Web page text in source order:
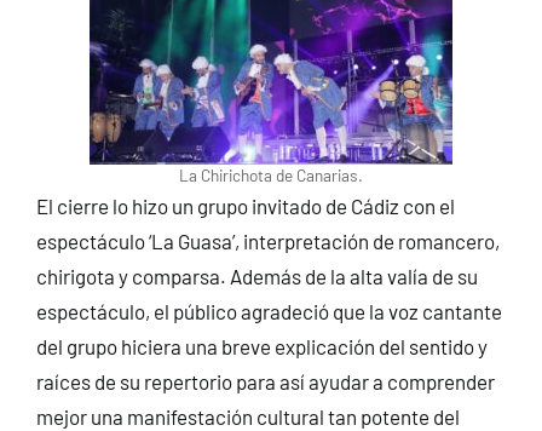
La Chirichota de Canarias.
El cierre lo hizo un grupo invitado de Cádiz con el
espectáculo ‘La Guasa’, interpretación de romancero,
chirigota y comparsa. Además de la alta valía de su
espectáculo, el público agradeció que la voz cantante
del grupo hiciera una breve explicación del sentido y
raíces de su repertorio para así ayudar a comprender
mejor una manifestación cultural tan potente del